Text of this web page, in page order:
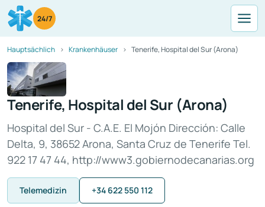
24/7
Hauptsächlich Krankenhäuser Tenerife, Hospital del Sur (Arona)
Tenerife, Hospital del Sur (Arona)
Hospital del Sur - C.A.E. El Mojón Dirección: Calle
Delta, 9, 38652 Arona, Santa Cruz de Tenerife Tel.
922 17 47 44, http://www3.gobiernodecanarias.org
Telemedizin +34 622 550 112